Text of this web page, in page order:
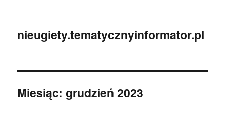
nieugiety.tematycznyinformator.pl
Miesiąc:grudzień 2023